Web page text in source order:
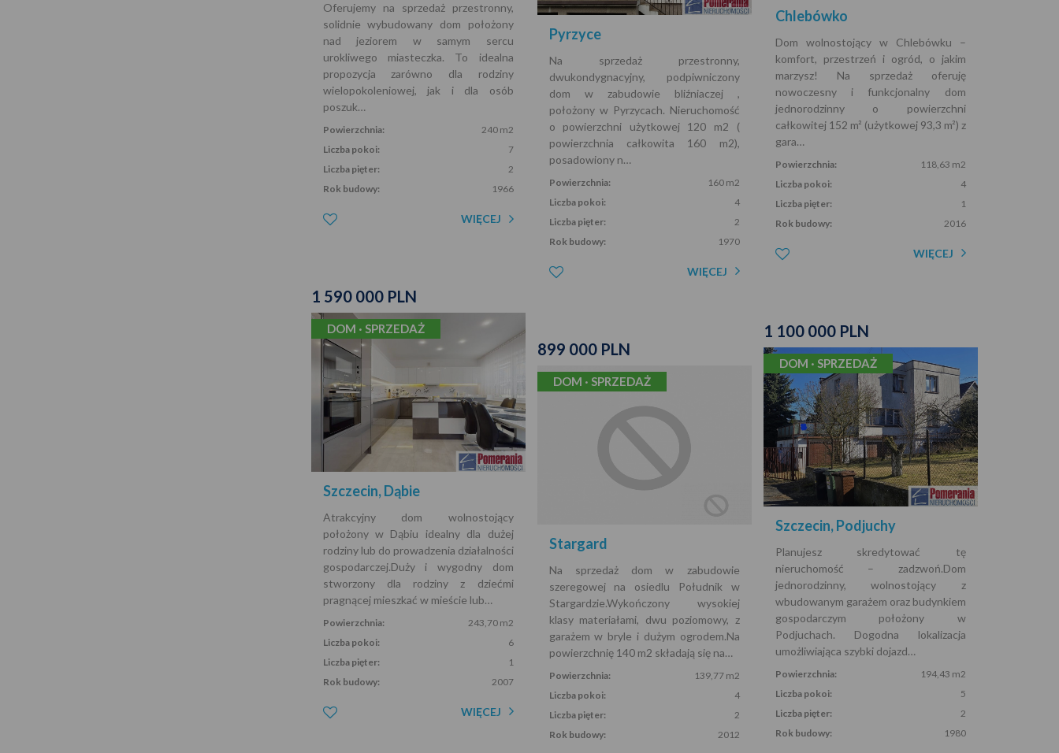
Oferujemy na sprzedaż przestronny,
solidnie wybudowany dom położony
nad jeziorem w samym sercu
urokliwego miasteczka. To idealna
propozycja zarówno dla rodziny
wielopokoleniowej, jak i dla osób
poszuk…
Powierzchnia:
240 m2
Liczba pokoi:
7
Liczba pięter:
2
Rok budowy:
1966
WIĘCEJ
Chlebówko
Dom wolnostojący w Chlebówku –
komfort, przestrzeń i ogród, o jakim
marzysz! Na sprzedaż oferuję
nowoczesny i funkcjonalny dom
jednorodzinny o powierzchni
całkowitej 152 m² (użytkowej 93,3 m²) z
gara…
Powierzchnia:
118,63 m2
Liczba pokoi:
4
Liczba pięter:
1
Rok budowy:
2016
WIĘCEJ
Pyrzyce
Na sprzedaż przestronny,
dwukondygnacyjny, podpiwniczony
dom w zabudowie bliźniaczej ,
położony w Pyrzycach. Nieruchomość
o powierzchni użytkowej 120 m2 (
powierzchnia całkowita 160 m2),
posadowiony n…
Powierzchnia:
160 m2
Liczba pokoi:
4
Liczba pięter:
2
Rok budowy:
1970
WIĘCEJ
1 590 000 PLN
DOM · SPRZEDAŻ
Szczecin, Dąbie
Atrakcyjny dom wolnostojący
położony w Dąbiu idealny dla dużej
rodziny lub do prowadzenia działalności
gospodarczej.Duży i wygodny dom
stworzony dla rodziny z dziećmi
pragnącej mieszkać w mieście lub…
Powierzchnia:
243,70 m2
Liczba pokoi:
6
Liczba pięter:
1
Rok budowy:
2007
WIĘCEJ
1 100 000 PLN
DOM · SPRZEDAŻ
Szczecin, Podjuchy
Planujesz skredytować tę
nieruchomość – zadzwoń.Dom
jednorodzinny, wolnostojący z
wbudowanym garażem oraz budynkiem
gospodarczym położony w
Podjuchach. Dogodna lokalizacja
umożliwiająca szybki dojazd…
Powierzchnia:
194,43 m2
Liczba pokoi:
5
Liczba pięter:
2
Rok budowy:
1980
899 000 PLN
DOM · SPRZEDAŻ
Stargard
Na sprzedaż dom w zabudowie
szeregowej na osiedlu Południk w
Stargardzie.Wykończony wysokiej
klasy materiałami, dwu poziomowy, z
garażem w bryle i dużym ogrodem.Na
powierzchnię 140 m2 składają się na…
Powierzchnia:
139,77 m2
Liczba pokoi:
4
Liczba pięter:
2
Rok budowy:
2012